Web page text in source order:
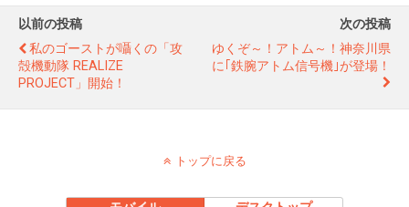
品が素晴らしい
以前の投稿
私のゴーストが囁くの「攻
殻機動隊 REALIZE
PROJECT」開始！
次の投稿
ゆくぞ～！アトム～！神奈川県
に｢鉄腕アトム信号機｣が登場！
トップに戻る